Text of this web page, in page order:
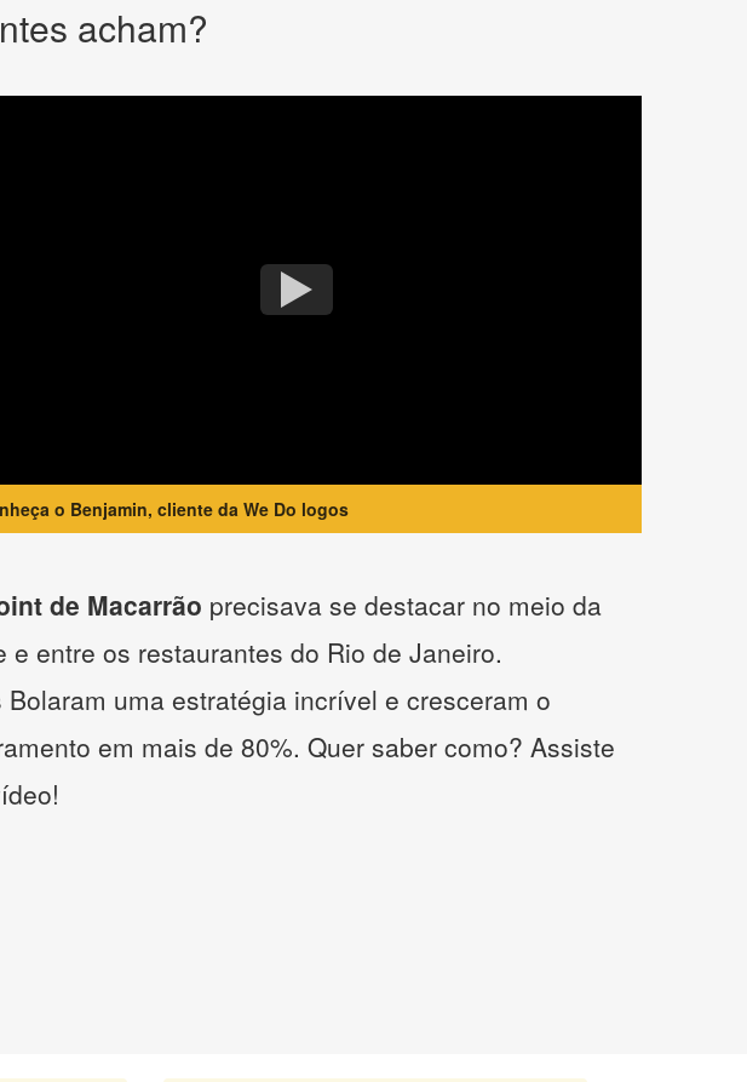
acham?
o Benjamin, cliente da We Do logos
de Macarrão precisava se destacar no meio da
e entre os restaurantes do Rio de Janeiro.
Bolaram uma estratégia incrível e cresceram o
em mais de 80%. Quer saber como? Assiste